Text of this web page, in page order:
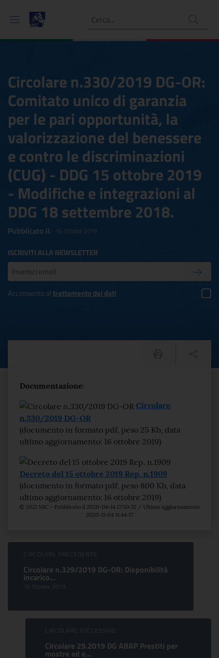
Ricerca
Circolare n.330/2019 DG-OR:
Comitato unico di garanzia
per le pari opportunità, la
valorizzazione del benessere
e contro le discriminazioni
(CUG) - DDG 15 ottobre 2019
- Modifiche e integrazioni al
DDG 18 settembre 2018.
Pubblicato il: 16 Ottobre 2019
ISCRIVITI ALLA NEWSLETTER
Inserisci la tua mail
Acconsento altrattamento dei dati
Circolare n.330/2019
Testo del comunicato
Documentazione:
Circolare
n.330/2019 DG-OR
(documento in formato pdf, peso 25 Kb, data
ultimo aggiornamento: 16 ottobre 2019)
Decreto del 15 ottobre 2019 Rep. n.1909
(documento in formato pdf, peso 800 Kb, data
ultimo aggiornamento: 16 ottobre 2019)
© 2021 MiC - Pubblicato il 2020-04-14 17:50:32 / Ultimo aggiornamento
2020-11-04 11:44:37
Sfoglia comunicati
CIRCOLARE PRECEDENTE:
Circolare n.329/2019 DG-OR: Disponibilità
incarico...
16 Ottobre 2019
CIRCOLARE SUCCESSIVO:
Circolare 29.2019 DG ABAP Prestiti per
mostre ed e...